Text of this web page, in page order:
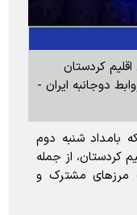
کردستان
دوجانبه ایران -
بامداد شنبه دوم
کردستان، از جمله
مرز‌های مشترک و